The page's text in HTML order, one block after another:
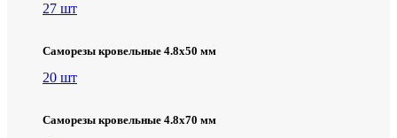
27 шт
Саморезы кровельные 4.8х50 мм
20 шт
Саморезы кровельные 4.8х70 мм